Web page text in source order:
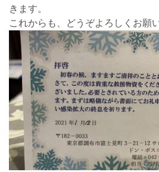
きます。
これからも、どうぞよろしくお願